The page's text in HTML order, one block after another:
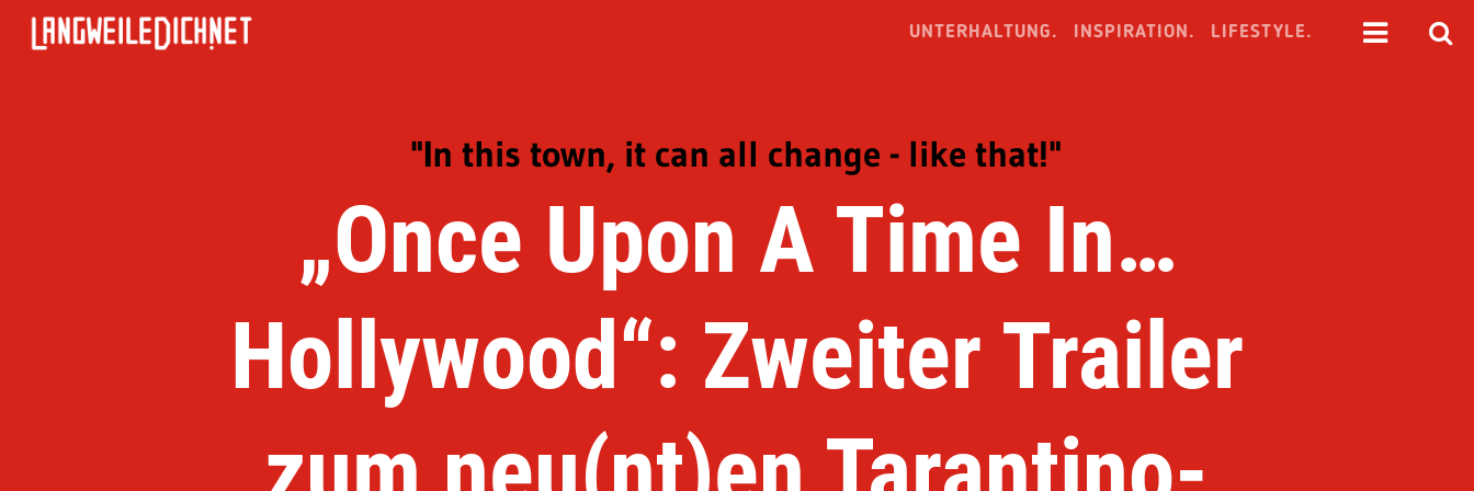
UNTERHALTUNG. INSPIRATION. LIFESTYLE.
"In this town, it can all change - like that!"
„Once Upon A Time In…
Hollywood“: Zweiter Trailer